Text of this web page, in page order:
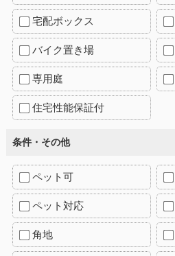
宅配ボックス
バイク置き場
専用庭
住宅性能保証付
条件・その他
ペット可
ペット対応
角地